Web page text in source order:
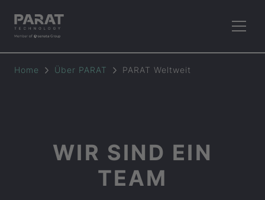
Home Über PARAT PARAT Weltweit
WIR SIND EIN
TEAM